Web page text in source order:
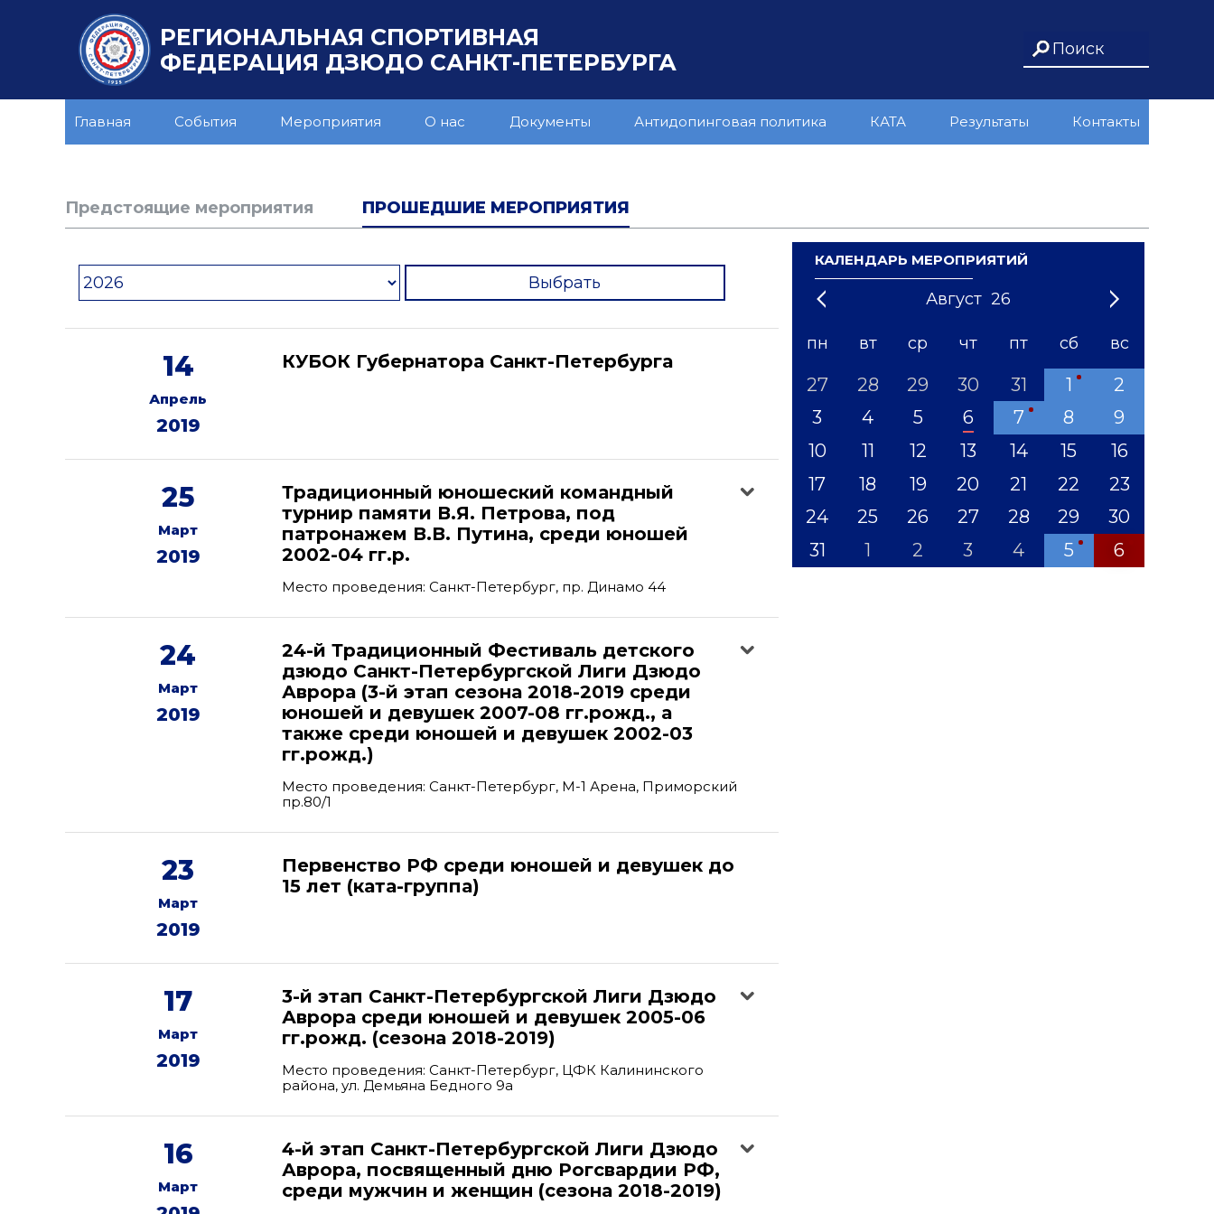
РЕГИОНАЛЬНАЯ СПОРТИВНАЯ
ФЕДЕРАЦИЯ ДЗЮДО САНКТ-ПЕТЕРБУРГА
Главная События Мероприятия О нас Документы Антидопинговая политика КАТА Результаты Контакты
Предстоящие мероприятия ПРОШЕДШИЕ МЕРОПРИЯТИЯ
Выбрать
14
Апрель
2019
КУБОК Губернатора Санкт-Петербурга
25
Март
2019
Традиционный юношеский командный
турнир памяти В.Я. Петрова, под
патронажем В.В. Путина, среди юношей
2002-04 гг.р.
Место проведения: Санкт-Петербург, пр. Динамо 44
24
Март
2019
24-й Традиционный Фестиваль детского
дзюдо Санкт-Петербургской Лиги Дзюдо
Аврора (3-й этап сезона 2018-2019 среди
юношей и девушек 2007-08 гг.рожд., а
также среди юношей и девушек 2002-03
гг.рожд.)
Место проведения: Санкт-Петербург, М-1 Арена, Приморский
пр.80/1
23
Март
2019
Первенство РФ среди юношей и девушек до
15 лет (ката-группа)
17
Март
2019
3-й этап Санкт-Петербургской Лиги Дзюдо
Аврора среди юношей и девушек 2005-06
гг.рожд. (сезона 2018-2019)
Место проведения: Санкт-Петербург, ЦФК Калининского
района, ул. Демьяна Бедного 9а
16
Март
4-й этап Санкт-Петербургской Лиги Дзюдо
Аврора, посвященный дню Рогсвардии РФ,
среди мужчин и женщин (сезона 2018-2019)
КАЛЕНДАРЬ МЕРОПРИЯТИЙ
Август 26
1 3 5 8 10 12
'21 '23 '24 '25 '26 '27 '28 '29 '31
пн вт ср чт пт сб вс
27 28 29 30 31 1
2
3
4 5 6 7 8
9
10
11 12 13 14 15
16
17
18 19 20 21 22
23
24
25 26 27 28 29
30
31
1 2 3 4 5 6